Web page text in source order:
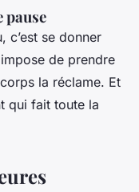
pause
c’est se donner
de prendre
la réclame. Et
qui fait toute la